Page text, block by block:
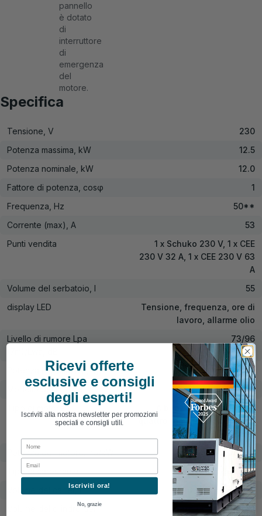
pannello
è dotato
di
interruttore
di
emergenza
del
motore.
Specifica
Tensione, V
230
Potenza massima, kW
12.5
Potenza nominale, kW
12.0
Fattore di potenza, cosφ
1
Frequenza, Hz
50**
Corrente (max), A
53
Punti vendita
1 x Schuko 230 V, 1 x CEE
230 V 32 A, 1 x CEE 230 V 63
A
Volume del serbatoio, l
55
display LED
Tensione, frequenza, ore di
lavoro, allarme olio
Livello di rumore Lpa
73/96
Potenza in uscita DC, V/A
+
Modello del motore
KS 780
Tipo di motore
A benzina a due cilindri,
quattro tempi raffreddato ad
aria
Potenza del motore, hp/kW
22.0/16.18
Tipo di carburante
Benzina
Volume del carter, l
1.5
Volume del cilindro del
750
Ricevi offerte
esclusive e consigli
degli esperti!
Iscriviti alla nostra newsletter per promozioni
speciali e consigli utili.
First Name
Email
Iscriviti ora!
No, grazie